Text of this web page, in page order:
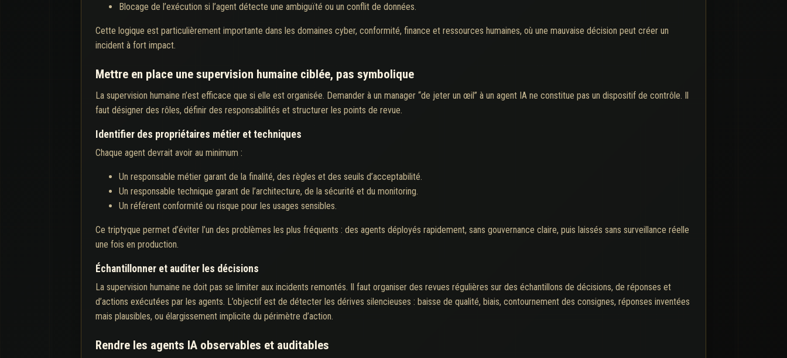
Blocage de l’exécution si l’agent détecte une ambiguïté ou un conflit de données.
Cette logique est particulièrement importante dans les domaines cyber, conformité, finance et ressources humaines, où une mauvaise décision peut créer un
incident à fort impact.
Mettre en place une supervision humaine ciblée, pas symbolique
La supervision humaine n’est efficace que si elle est organisée. Demander à un manager “de jeter un œil” à un agent IA ne constitue pas un dispositif de contrôle. Il
faut désigner des rôles, définir des responsabilités et structurer les points de revue.
Identifier des propriétaires métier et techniques
Chaque agent devrait avoir au minimum :
Un responsable métier garant de la finalité, des règles et des seuils d’acceptabilité.
Un responsable technique garant de l’architecture, de la sécurité et du monitoring.
Un référent conformité ou risque pour les usages sensibles.
Ce triptyque permet d’éviter l’un des problèmes les plus fréquents : des agents déployés rapidement, sans gouvernance claire, puis laissés sans surveillance réelle
une fois en production.
Échantillonner et auditer les décisions
La supervision humaine ne doit pas se limiter aux incidents remontés. Il faut organiser des revues régulières sur des échantillons de décisions, de réponses et
d’actions exécutées par les agents. L’objectif est de détecter les dérives silencieuses : baisse de qualité, biais, contournement des consignes, réponses inventées
mais plausibles, ou élargissement implicite du périmètre d’action.
Rendre les agents IA observables et auditables